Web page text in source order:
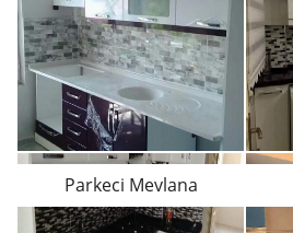
Parkeci Mevlana